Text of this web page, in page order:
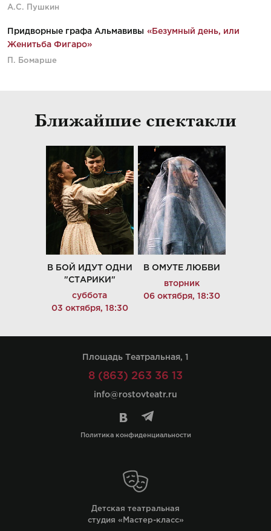
А.С. Пушкин
Придворные графа Альмавивы «Безумный день, или
Женитьба Фигаро»
П. Бомарше
Ближайшие спектакли
В БОЙ ИДУТ ОДНИ
"СТАРИКИ"
суббота
03 октября, 18:30
В ОМУТЕ ЛЮБВИ
вторник
06 октября, 18:30
Площадь Театральная, 1
8 (863) 263 36 13
info@rostovteatr.ru
Политика конфиденциальности
Детская театральная
студия «Мастер-класс»